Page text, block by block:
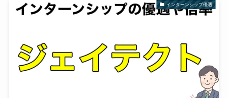
インターンシップ優遇